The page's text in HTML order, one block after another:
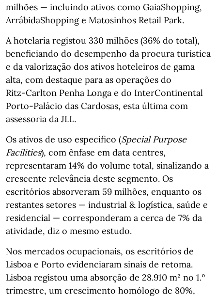
milhões — incluindo ativos como GaiaShopping,
ArrábidaShopping e Matosinhos Retail Park.
A hotelaria registou 330 milhões (36% do total),
beneficiando do desempenho da procura turística
e da valorização dos ativos hoteleiros de gama
alta, com destaque para as operações do
Ritz‑Carlton Penha Longa e do InterContinental
Porto‑Palácio das Cardosas, esta última com
assessoria da JLL.
Os ativos de uso específico (Special Purpose
Facilities), com ênfase em data centres,
representaram 14% do volume total, sinalizando a
crescente relevância deste segmento. Os
escritórios absorveram 59 milhões, enquanto os
restantes setores — industrial & logística, saúde e
residencial — corresponderam a cerca de 7% da
atividade, diz o mesmo estudo.
Nos mercados ocupacionais, os escritórios de
Lisboa e Porto evidenciaram sinais de retoma.
Lisboa registou uma absorção de 28.910 m² no 1.º
trimestre, um crescimento homólogo de 80%,